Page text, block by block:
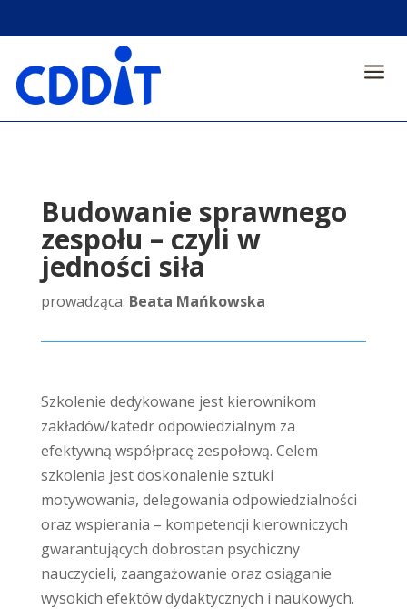
a
Budowanie sprawnego
zespołu – czyli w
jedności siła
prowadząca: Beata Mańkowska
Szkolenie dedykowane jest kierownikom
zakładów/katedr odpowiedzialnym za
efektywną współpracę zespołową. Celem
szkolenia jest doskonalenie sztuki
motywowania, delegowania odpowiedzialności
oraz wspierania – kompetencji kierowniczych
gwarantujących dobrostan psychiczny
nauczycieli, zaangażowanie oraz osiąganie
wysokich efektów dydaktycznych i naukowych.